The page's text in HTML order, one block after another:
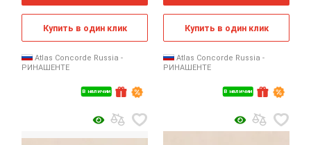
В наличии
Купить в один клик
Atlas Concorde Russia -
РИНАШЕНТЕ
В наличии
Купить в один клик
Atlas Concorde Russia -
РИНАШЕНТЕ